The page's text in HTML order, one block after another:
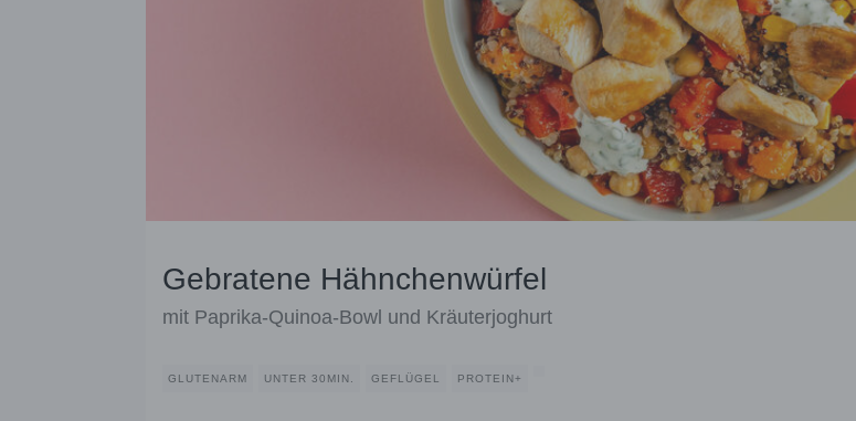
Gebratene Hähnchenwürfel
mit Paprika-Quinoa-Bowl und Kräuterjoghurt
GLUTENARM UNTER 30MIN. GEFLÜGEL PROTEIN+